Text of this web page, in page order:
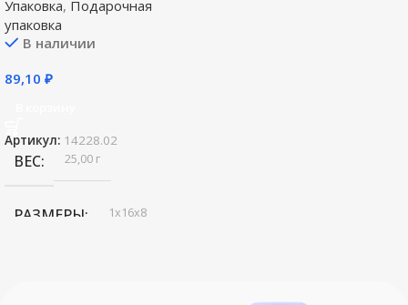
Упаковка, Подарочная
упаковка
В наличии
89,10 ₽
Артикул: 14228.02
ВЕС 25,00 г
РАЗМЕРЫ
1х16х8